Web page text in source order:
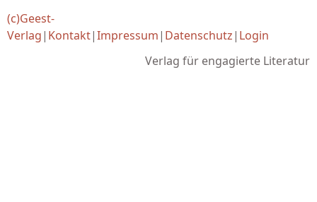
(c)Geest-
Verlag| Kontakt|Impressum| Datenschutz| Login
Verlag für engagierte Literatur